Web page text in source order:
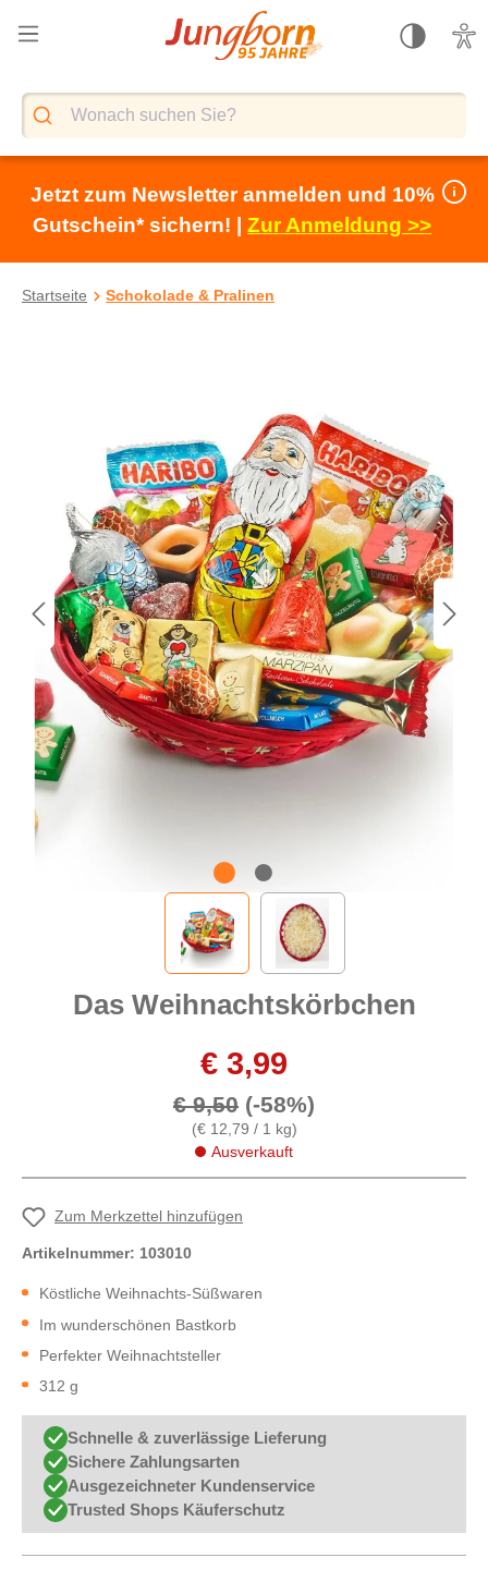
springen
Jetzt zum Newsletter anmelden und 10%
Gutschein* sichern! | Zur Anmeldung >>
Startseite Schokolade & Pralinen
Das Weihnachtskörbchen
€ 3,99
€ 9,50 (-58%)
(€ 12,79 / 1 kg)
Ausverkauft
Zum Merkzettel hinzufügen
Artikelnummer: 103010
Köstliche Weihnachts-Süßwaren
Im wunderschönen Bastkorb
Perfekter Weihnachtsteller
312 g
Schnelle & zuverlässige Lieferung
Sichere Zahlungsarten
Ausgezeichneter Kundenservice
Trusted Shops Käuferschutz